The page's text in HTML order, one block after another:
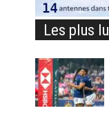
Les plus